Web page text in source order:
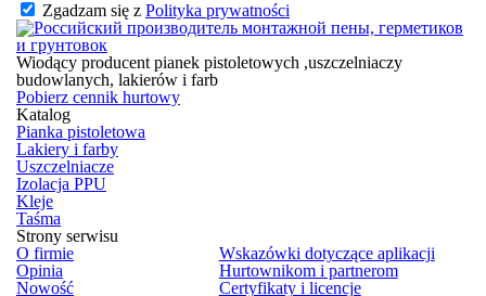
Zgadzam się z Polityka prywatności
Wiodący producent pianek pistoletowych ,uszczelniaczy
budowlanych, lakierów i farb
Pobierz cennik hurtowy
Katalog
Pianka pistoletowa
Lakiery i farby
Uszczelniacze
Izolacja PPU
Kleje
Taśma
Strony serwisu
O firmie
Opinia
Nowość
Wskazówki dotyczące aplikacji
Hurtownikom i partnerom
Certyfikaty i licencje